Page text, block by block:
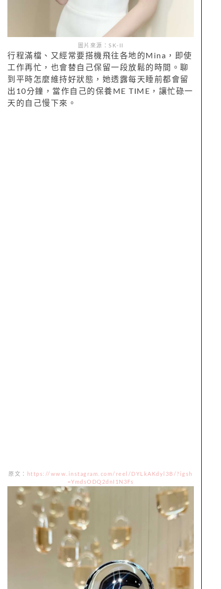
圖片來源：SK-II
行程滿檔、又經常要搭機飛往各地的Mina，即使
工作再忙，也會替自己保留一段放鬆的時間。聊
到平時怎麼維持好狀態，她透露每天睡前都會留
出10分鐘，當作自己的保養ME TIME，讓忙碌一
天的自己慢下來。
原文：
https://www.instagram.com/reel/DYLkAKdyl3B/?igsh
=YmdsODQ2dnI1N3Fs